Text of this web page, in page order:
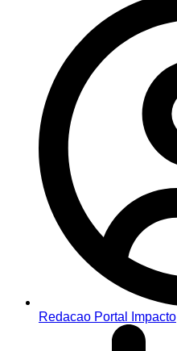
Redacao Portal Impacto